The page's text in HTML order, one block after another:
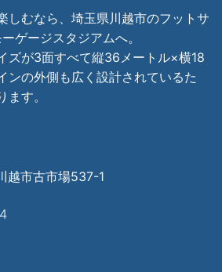
しむなら、埼玉県川越市のフットサ
ゲージスタジアムへ。
ズが3面すべて縦36メートル×横18
ンの外側も広く設計されているた
す。
越市古市場537-1